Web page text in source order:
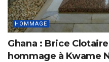
HOMMAGE
Ghana : Brice
hommage à Kwame